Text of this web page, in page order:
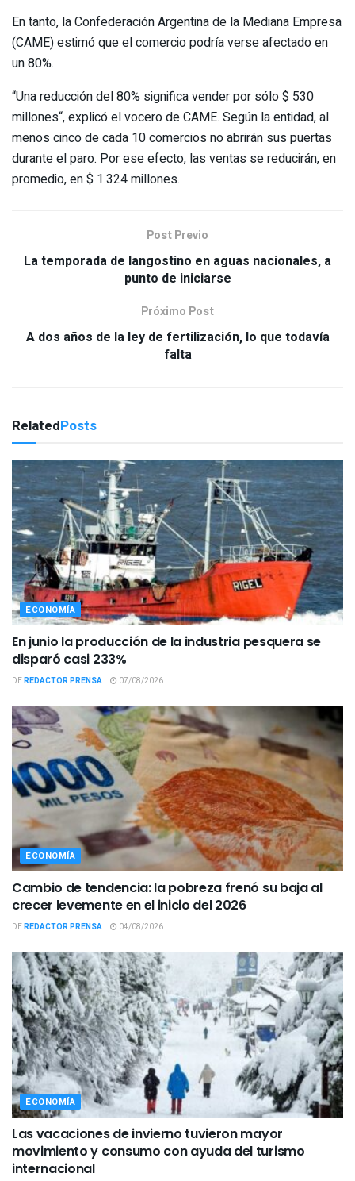
En tanto, la Confederación Argentina de la Mediana Empresa
(CAME) estimó que el comercio podría verse afectado en
un 80%.
“Una reducción del 80% significa vender por sólo $ 530
millones“, explicó el vocero de CAME. Según la entidad, al
menos cinco de cada 10 comercios no abrirán sus puertas
durante el paro. Por ese efecto, las ventas se reducirán, en
promedio, en $ 1.324 millones.
Post Previo
La temporada de langostino en aguas nacionales, a
punto de iniciarse
Próximo Post
A dos años de la ley de fertilización, lo que todavía
falta
RelatedPosts
ECONOMÍA
En junio la producción de la industria pesquera se
disparó casi 233%
DEREDACTOR PRENSA 07/08/2026
ECONOMÍA
Cambio de tendencia: la pobreza frenó su baja al
crecer levemente en el inicio del 2026
DEREDACTOR PRENSA 04/08/2026
ECONOMÍA
Las vacaciones de invierno tuvieron mayor
movimiento y consumo con ayuda del turismo
internacional